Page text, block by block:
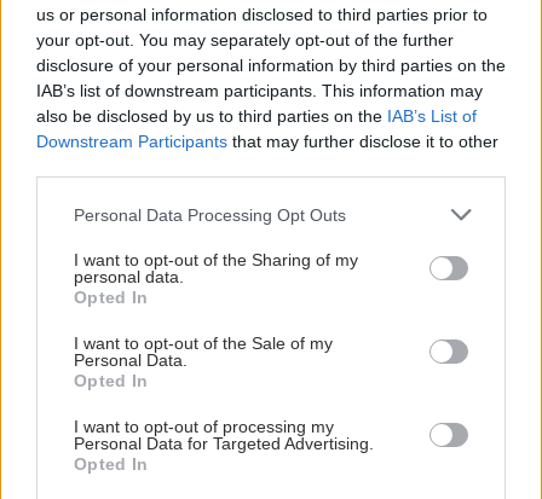
us or personal information disclosed to third parties prior to
your opt-out. You may separately opt-out of the further
disclosure of your personal information by third parties on the
IAB’s list of downstream participants. This information may
also be disclosed by us to third parties on the IAB’s List of
Downstream Participants that may further disclose it to other
Please note that this website/app uses one or more Google
not limited to your visit or usage behaviour. You may click to
grant or deny consent to Google and its third-party tags to
use your data for below specified purposes in below Google
consent section.
Personal Data Processing Opt Outs
I want to opt-out of the Sharing of my
personal data.
Opted In
I want to opt-out of the Sale of my
Personal Data.
Opted In
I want to opt-out of processing my
Personal Data for Targeted Advertising.
Opted In